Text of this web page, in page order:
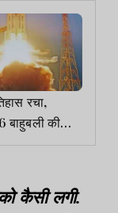
रचा,
की
लॉन्चिंग,
कैसी लगी.